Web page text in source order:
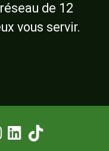
de 12
vous servir.